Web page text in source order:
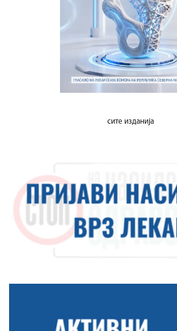
сите изданија